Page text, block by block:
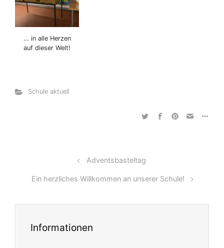
… in alle Herzen
auf dieser Welt!
Schule aktuell
Adventsbasteltag
Ein herzliches Willkommen an unserer Schule!
Informationen